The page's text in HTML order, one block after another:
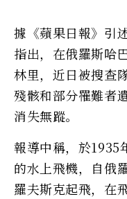
據《蘋果日報》引
指出，在俄羅斯哈
林里，近日被搜查
殘骸和部分罹難者
消失無蹤。
報導中稱，於1935
的水上飛機，自俄
羅夫斯克起飛，在